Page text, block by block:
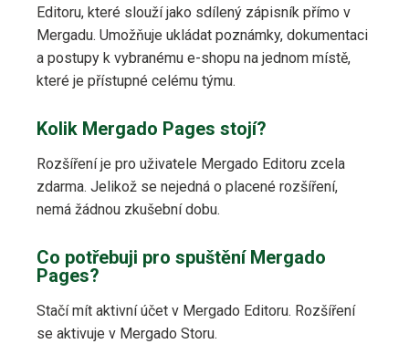
Editoru, které slouží jako sdílený zápisník přímo v
Mergadu. Umožňuje ukládat poznámky, dokumentaci
a postupy k vybranému e-shopu na jednom místě,
které je přístupné celému týmu.
Kolik Mergado Pages stojí?
Rozšíření je pro uživatele Mergado Editoru zcela
zdarma. Jelikož se nejedná o placené rozšíření,
nemá žádnou zkušební dobu.
Co potřebuji pro spuštění Mergado
Pages?
Stačí mít aktivní účet v Mergado Editoru. Rozšíření
se aktivuje v Mergado Storu.